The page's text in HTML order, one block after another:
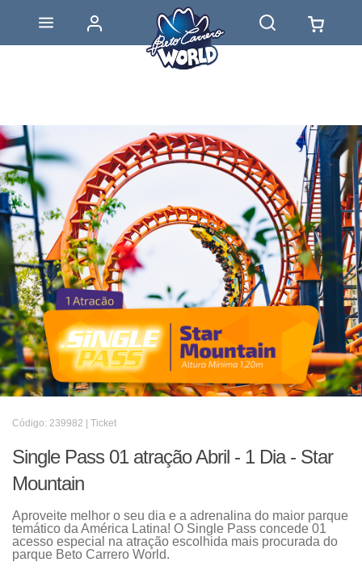
Código: 239982 | Ticket
Single Pass 01 atração Abril - 1 Dia - Star
Mountain
Aproveite melhor o seu dia e a adrenalina do maior parque
temático da América Latina! O Single Pass concede 01
acesso especial na atração escolhida mais procurada do
parque Beto Carrero World.